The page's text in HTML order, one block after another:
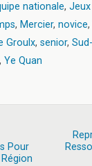
nationale,
, Mercier, novice,
Groulx, senior,
, Ye Quan
Pour